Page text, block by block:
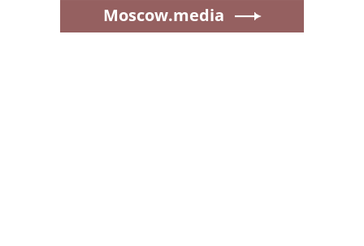
Moscow.media